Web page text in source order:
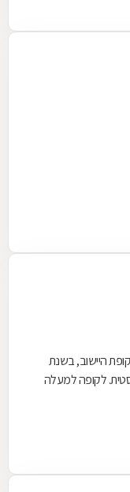
היישוב, בשנת
לקופה למעלה